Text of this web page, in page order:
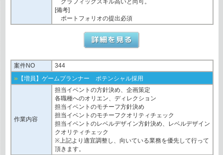
[備考]
ポートフォリオの提出必須
案件NO 344
» 【増員】ゲームプランナー ポテンシャル採用
作業内容
担当イベントの⽅針決め、企画策定
各職種へのオリエン、ディレクション
担当イベントのモチーフ⽅針決め
担当イベントのモチーフクオリティチェック
担当イベントのレベルデザイン⽅針決め、レベルデザイン
クオリティチェック
※上記より適宜調整し、向いている業務を優先して⾏って
頂きます。